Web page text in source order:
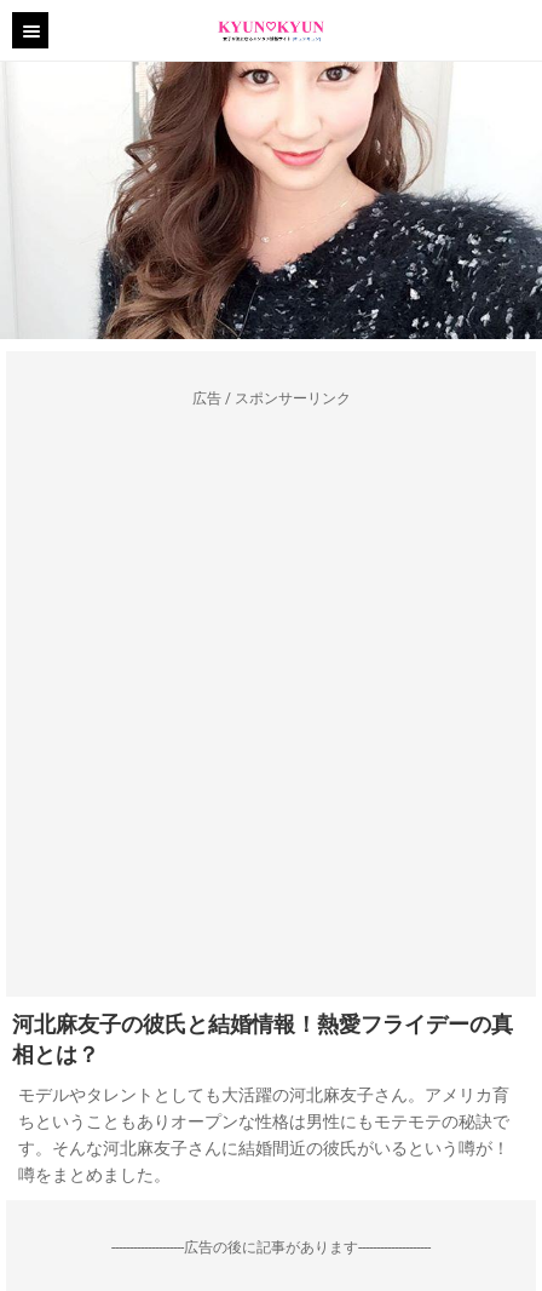
広告 / スポンサーリンク
河北麻友子の彼氏と結婚情報！熱愛フライデーの真
相とは？
モデルやタレントとしても大活躍の河北麻友子さん。アメリカ育
ちということもありオープンな性格は男性にもモテモテの秘訣で
す。そんな河北麻友子さんに結婚間近の彼氏がいるという噂が！
噂をまとめました。
--------------------広告の後に記事があります--------------------